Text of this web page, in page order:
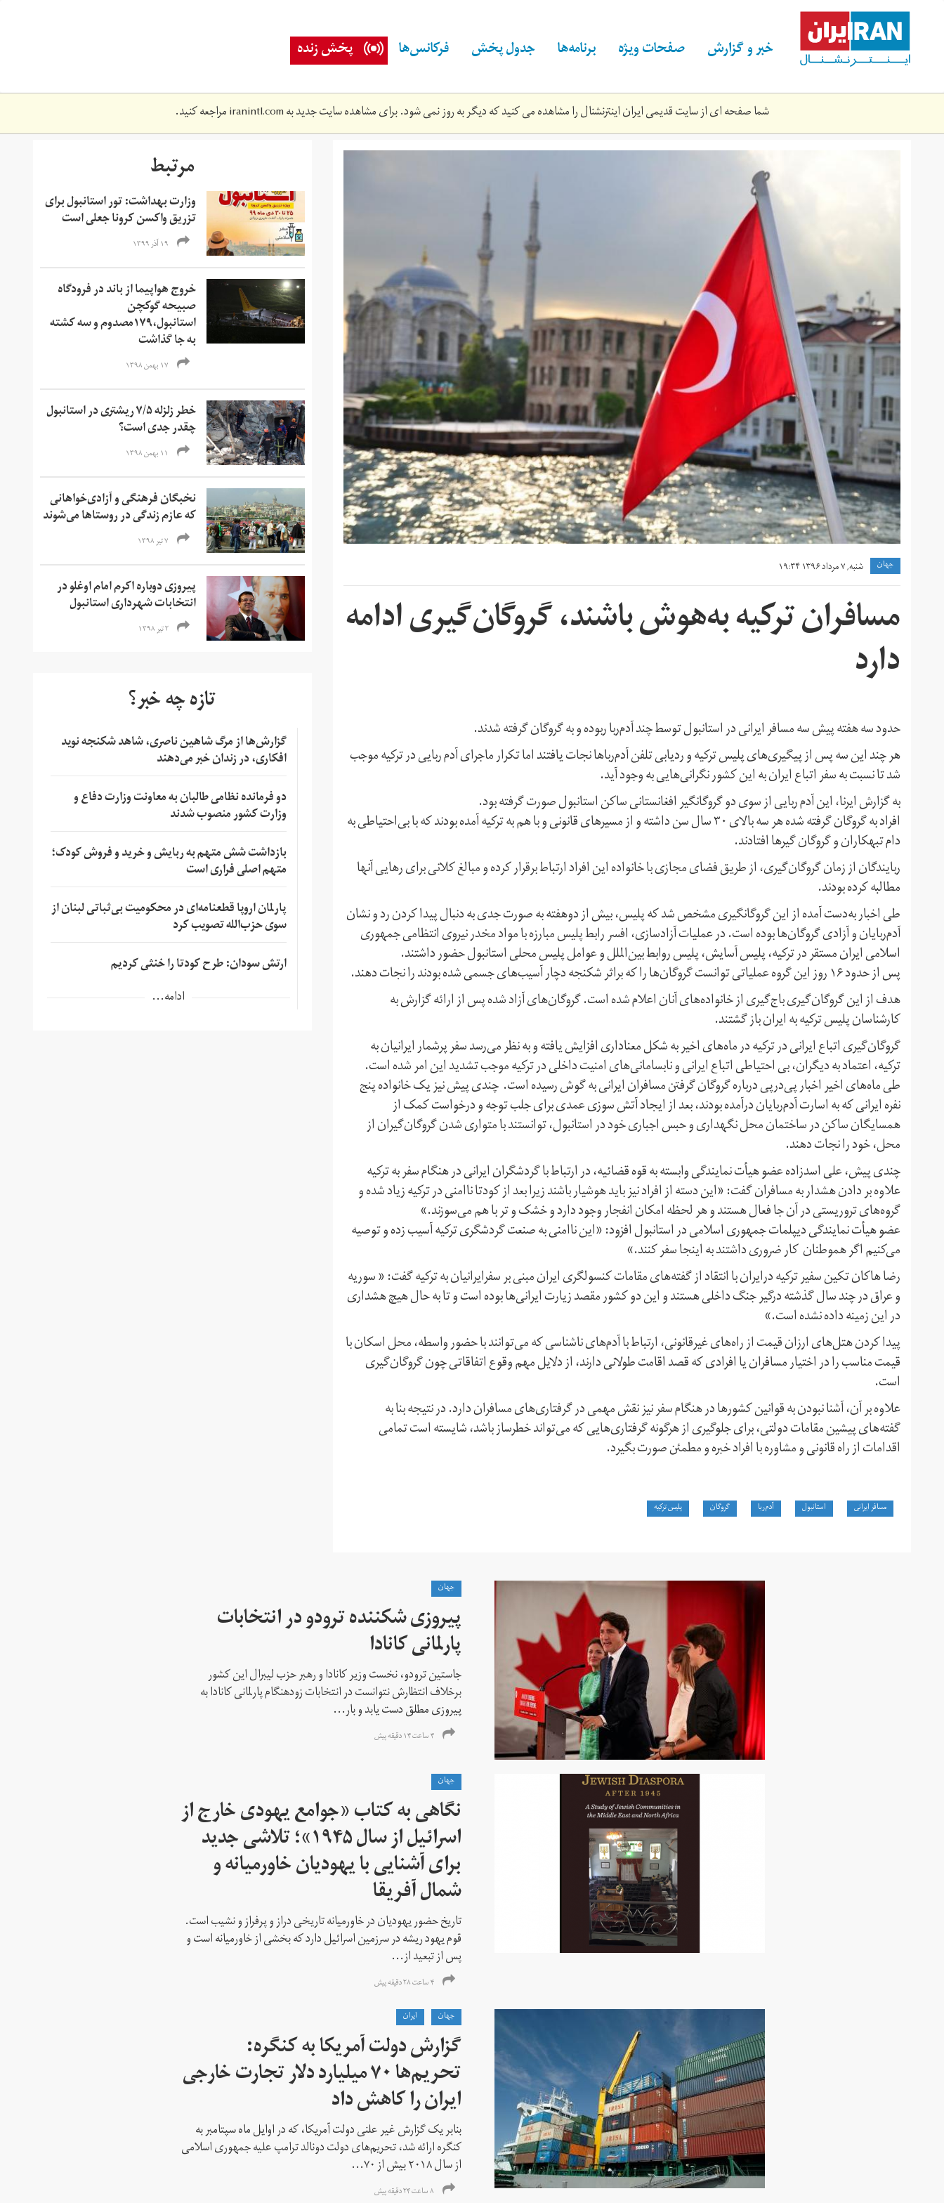
content خبر و گزارش صفحات ویژه برنامه‌ها جدول پخش فرکانس‌ها پخش زنده
شما صفحه ای از سایت قدیمی ایران اینترنشنال را مشاهده می کنید که دیگر به روز نمی شود. برای مشاهده سایت جدید بهiranintl.comمراجعه کنید.
جهان شنبه, ۷ مرداد ۱۳۹۶ ۱۹:۳۴
مسافران ترکیه به‌هوش باشند، گروگان‌گیری ادامه
دارد
حدود سه هفته پیش سه مسافر ایرانی در استانبول توسط چند آدم‌ربا ربوده و به گروگان گرفته شدند.
هر چند این سه پس از پیگیری‌های پلیس ترکیه و ردیابی تلفن آدم‌رباها نجات یافتند اما تکرار ماجرای آدم ربایی در ترکیه موجب
شد تا نسبت به سفر اتباع ایران به این کشور نگرانی‌هایی به وجود آید.
به گزارش ایرنا، این آدم ربایی از سوی دو گروگانگیر افغانستانی ساکن استانبول صورت گرفته بود.
افراد به گروگان گرفته شده هر سه بالای ۳۰ سال سن داشته و از مسیرهای قانونی و با هم به ترکیه آمده بودند که با بی‌احتیاطی به
دام تبهکاران و گروگان گیرها افتادند.
ربایندگان از زمان گروگان‌گیری، از طریق فضای مجازی با خانواده این افراد ارتباط برقرار کرده و مبالغ کلانی برای رهایی آنها
مطالبه کرده بودند.
طی اخبار به‌دست آمده از این گروگانگیری مشخص شد که پلیس، بیش از دوهفته‌ به صورت جدی به دنبال پیدا کردن رد و نشان
آدم‌ربایان و آزادی گروگان‌ها بوده است. در عملیات آزادسازی، افسر رابط پلیس مبارزه با مواد مخدر نیروی انتظامی جمهوری
اسلامی ایران مستقر در ترکیه، پلیس آسایش، پلیس روابط بین‌الملل و عوامل پلیس محلی استانبول حضور داشتند.
پس از حدود ۱۶ روز این گروه عملیاتی توانست گروگان‌ها را که براثر شکنجه دچار آسیب‌های جسمی شده بودند را نجات دهند.
هدف از این گروگان‌گیری باج‌گیری از خانواده‌‌های آنان اعلام شده است. گرو‌گان‌های آزاد شده پس از ارائه گزارش به
کارشناسان پلیس ترکیه به ایران باز گشتند.
گروگان‌گیری اتباع ایرانی در ترکیه در ماه‌های اخیر به شکل معناداری افزایش یافته و به نظر می‌رسد سفر پرشمار ایرانیان به
ترکیه، اعتماد به دیگران، بی احتیاطی اتباع ایرانی و نابسامانی‌های امنیت داخلی در ترکیه موجب تشدید این امر شده است.
طی ماه‌‌های اخیر اخبار پی‌درپی درباره گروگان گرفتن مسافران ایرانی به گوش رسیده است. چندی پیش نیز یک خانواده پنج
نفره ایرانی که به اسارت آدم‌ربایان درآمده بودند، بعد از ایجاد آتش سوزی عمدی برای جلب توجه و درخواست کمک از
همسایگان ساکن در ساختمان محل نگهداری و حبس اجباری خود در استانبول، توانستند با متواری شدن گروگان‌گیران از
محل، خود را نجات دهند.
چندی پیش، علی اسدزاده عضو هیأت نمایندگی وابسته به قوه قضائیه، در ارتباط با گردشگران ایرانی در هنگام سفر به ترکیه
علاوه بر دادن هشدار به مسافران گفت: «این دسته از افراد نیز باید هوشیار باشند زیرا بعد از کودتا ناامنی در ترکیه زیاد شده و
گروه‌های تروریستی در آن جا فعال هستند و هر لحظه امکان انفجار وجود دارد و خشک و تر با هم می‌سوزند.»
عضو هیأت نمایندگی دیپلمات جمهوری اسلامی در استانبول افزود: «این ناامنی به صنعت گردشگری ترکیه آسیب زده و توصیه
می‌کنیم اگر هموطنان کار ضروری داشتند به اینجا سفر کنند.»
رضا هاکان تکین سفیر ترکیه درایران با انتقاد از گفته‌های مقامات کنسولگری ایران مبنی بر سفرایرانیان به ترکیه گفت: « سوریه
و عراق در چند سال گذشته درگیر جنگ داخلی هستند و این دو کشور مقصد زیارت ایرانی‌ها بوده است و تا به حال هیچ هشداری
در این زمینه داده نشده است.»
پیدا کردن هتل‌های ارزان قیمت از راه‌‌های غیرقانونی، ارتباط با آدم‌های ناشناسی که می‌توانند با حضور واسطه، محل اسکان با
قیمت مناسب را در اختیار مسافران یا افرادی که قصد اقامت طولانی دارند، از دلایل مهم وقوع اتفاقاتی چون گروگان‌گیری
است.
علاوه بر آن، آشنا نبودن به قوانین کشورها در هنگام سفر نیز نقش مهمی در گرفتاری‌های مسافران دارد. در نتیجه بنا به
گفته‌های پیشین مقامات دولتی، برای جلوگیری از هرگونه گرفتاری‌هایی که می‌تواند خطرساز باشد، شایسته‌ است تمامی‌
اقدامات از راه قانونی و مشاوره با افراد خبره و مطمئن صورت بگیرد.
مسافر ایرانی استانبول آدم‌ربا گروگان پلیس ترکیه
مرتبط
وزارت بهداشت: تور استانبول برای
تزریق واکسن کرونا جعلی است
۱۹ آذر ۱۳۹۹
خروج هواپیما از باند در فرودگاه
صبیحه گوکچن
استانبول،۱۷۹مصدوم و سه کشته
به جا گذاشت
۱۷ بهمن ۱۳۹۸
خطر زلزله ۷/۵ ریشتری در استانبول
چقدر جدی است؟
۱۱ بهمن ۱۳۹۸
نخبگان فرهنگی و آزادی‌خواهانی
که عازم زندگی در روستاها می‌شوند
۷ تیر ۱۳۹۸
پیروزی دوباره اکرم امام اوغلو در
انتخابات شهرداری استانبول
۲ تیر ۱۳۹۸
تازه چه خبر؟
گزارش‌ها از مرگ شاهین ناصری، شاهد شکنجه نوید
افکاری، در زندان خبر می‌دهند
دو فرمانده نظامی طالبان به معاونت وزارت دفاع و
وزارت کشور منصوب شدند
بازداشت شش متهم به ربایش و خرید و فروش کودک؛
متهم اصلی فراری است
پارلمان اروپا قطعنامه‌ای در محکومیت بی‌ثباتی لبنان از
سوی حزب‌الله تصویب کرد
ارتش سودان: طرح کودتا را خنثی کردیم
ادامه...
جهان
پیروزی شکننده ترودو در انتخابات
پارلمانی کانادا
جاستین ترودو، نخست وزیر کانادا و رهبر حزب لیبرال این کشور
برخلاف انتظارش نتوانست در انتخابات زود‌هنگام پارلمانی کانادا به
پیروزی مطلق دست یابد و بار...
۴ ساعت ۱۴ دقیقه پیش
جهان
نگاهی به کتاب «جوامع یهودی خارج از
اسرائیل از سال ۱۹۴۵»؛ تلاشی جدید
برای آشنایی با یهودیان خاورمیانه و
شمال آفریقا
تاریخ حضور یهودیان در خاورمیانه تاریخی دراز و پرفراز و نشیب است.
قوم یهود ریشه در سرزمین اسرائیل دارد که بخشی از خاورمیانه است و
پس از تبعید از...
۴ ساعت ۲۸ دقیقه پیش
جهان
ايران
گزارش دولت آمریکا به کنگره:
تحریم‌ها ۷۰ میلیارد دلار تجارت خارجی
ایران را کاهش داد
بنابر یک گزارش غیر علنی دولت آمریکا، که در اوایل ماه سپتامبر به
کنگره ارائه شد، تحریم‌های دولت دونالد ترامپ علیه جمهوری اسلامی
از سال ۲۰۱۸ بیش از ۷۰...
۸ ساعت ۲۴ دقیقه پیش